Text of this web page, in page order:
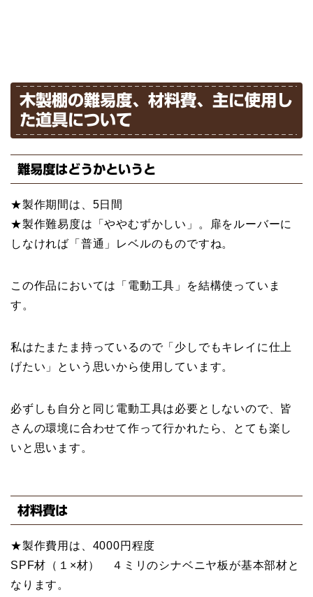
木製棚の難易度、材料費、主に使用し
た道具について
難易度はどうかというと
★製作期間は、5日間
★製作難易度は「ややむずかしい」。扉をルーバーに
しなければ「普通」レベルのものですね。
この作品においては「電動工具」を結構使っていま
す。
私はたまたま持っているので「少しでもキレイに仕上
げたい」という思いから使用しています。
必ずしも自分と同じ電動工具は必要としないので、皆
さんの環境に合わせて作って行かれたら、とても楽し
いと思います。
材料費は
★製作費用は、4000円程度
SPF材（１×材） ４ミリのシナベニヤ板が基本部材と
なります。